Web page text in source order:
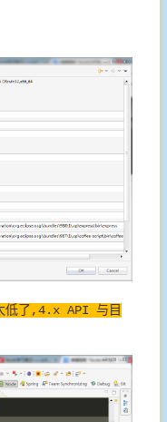
低了,4.x API 与目